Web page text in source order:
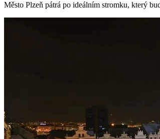
Město Plzeň pátrá po ideálním stromku, který